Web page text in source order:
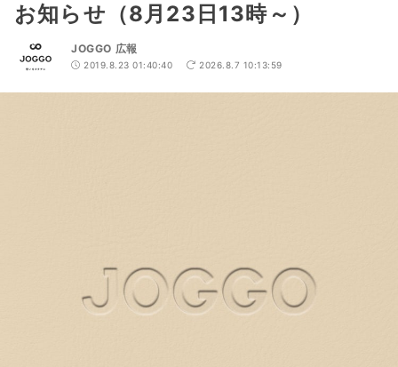
お知らせ（8月23日13時～）
JOGGO 広報
2019.8.23 01:40:40 2026.8.7 10:13:59